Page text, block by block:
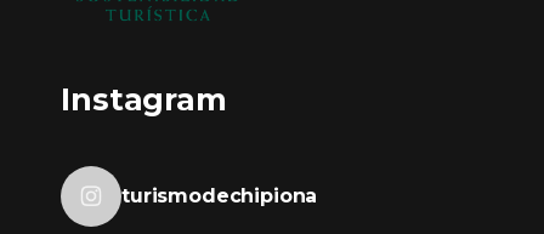
Instagram
turismodechipiona